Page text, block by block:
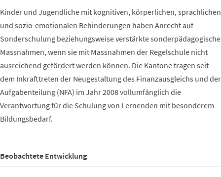
Kinder und Jugendliche mit kognitiven, körperlichen, sprachlichen
und sozio-emotionalen Behinderungen haben Anrecht auf
Sonderschulung beziehungsweise verstärkte sonderpädagogische
Massnahmen, wenn sie mit Massnahmen der Regelschule nicht
ausreichend gefördert werden können. Die Kantone tragen seit
dem Inkrafttreten der Neugestaltung des Finanzausgleichs und der
Aufgabenteilung (NFA) im Jahr 2008 vollumfänglich die
Verantwortung für die Schulung von Lernenden mit besonderem
Bildungsbedarf.
Beobachtete Entwicklung